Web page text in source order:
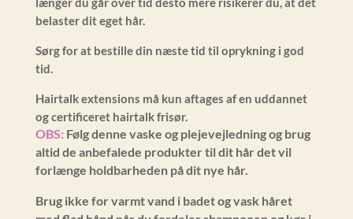
belaster dit eget hår.
Sørg for at bestille din næste tid til oprykning i god
tid.
Hairtalk extensions må kun aftages af en uddannet
og certificeret hairtalk frisør.
OBS:Følg denne vaske og plejevejledning og brug
altid de anbefalede produkter til dit hår det vil
forlænge holdbarheden på dit nye hår.
Brug ikke for varmt vand i badet og vask håret